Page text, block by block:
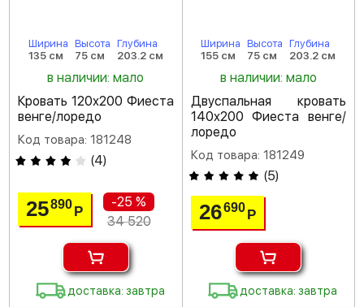
Ширина
135 см
Высота
75 см
Глубина
203.2 см
в наличии: мало
Кровать 120х200 Фиеста
венге/лоредо
Код товара: 181248
(4)
25890Р
-25 %
34 520
доставка: завтра
Ширина
155 см
Высота
75 см
Глубина
203.2 см
в наличии: мало
Двуспальная кровать
140х200 Фиеста венге/
лоредо
Код товара: 181249
(5)
26690 Р
доставка: завтра